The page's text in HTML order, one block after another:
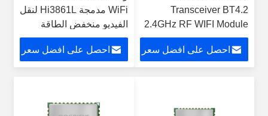
Transceiver BT4.2
2.4GHz RF WIFI Module
احصل على افضل سعر
WiFi مدمجة Hi3861L لنقل
الفيديو منخفض الطاقة
احصل على افضل سعر